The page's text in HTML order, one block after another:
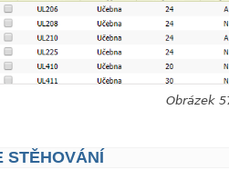
Obrázek
STĚHOVÁNÍ